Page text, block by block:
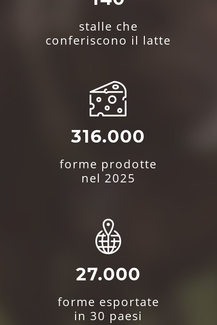
stalle che
conferiscono il latte
316.000
forme prodotte
nel 2025
27.000
forme esportate
in 30 paesi